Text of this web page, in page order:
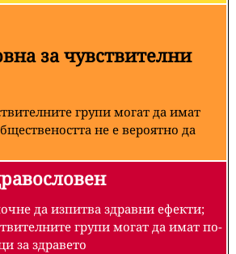
за чувствителни
групи могат да имат
не е вероятно да
да изпитва здравни ефекти;
групи могат да имат по-
за здравето